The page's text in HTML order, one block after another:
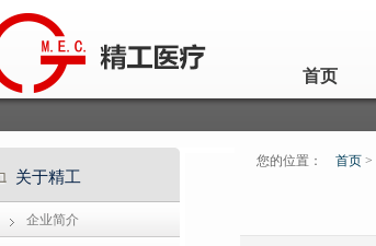
首页
关于精工
企业简介
您的位置： 首页 >